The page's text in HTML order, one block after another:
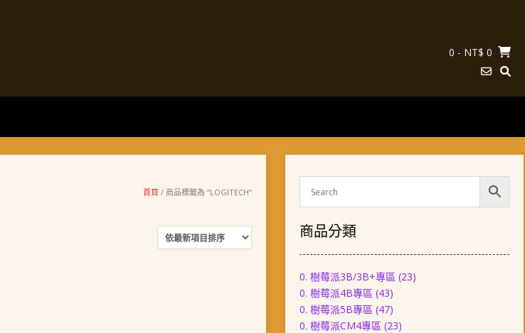
0 - NT$ 0
首頁 / 商品標籤為 “LOGITECH”
商品分類
0. 樹莓派3B/3B+專區 (23)
0. 樹莓派4B專區 (43)
0. 樹莓派5B專區 (47)
0. 樹莓派CM4專區 (23)